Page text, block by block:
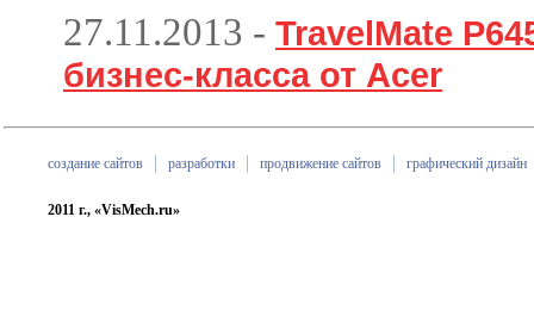
27.11.2013 - TravelMate
бизнес-класса от Acer
создание сайтов разработки продвижение сайтов графический дизайн
2011 г., «VisMech.ru»